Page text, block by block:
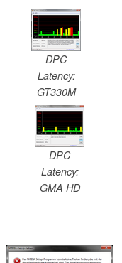
DPC
Latency:
GT330M
DPC
Latency:
GMA HD